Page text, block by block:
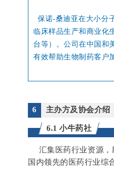
保诺-桑迪亚在大小分
临床样品生产和商业化
台等）。公司在中国和
有效帮助生物制药客户
6 主办方及协会介绍
6.1 小牛药社
汇集医药行业资源，
国内领先的医药行业综